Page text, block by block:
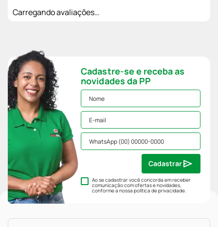
Carregando avaliações…
Cadastre-se e receba as
novidades da PP
Ao se cadastrar você concorda em receber
comunicação com ofertas e novidades,
conforme a nossapolítica de privacidade.
Cadastrar